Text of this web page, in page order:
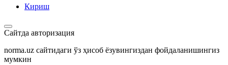
Кириш
Сайтда авторизация
norma.uz сайтидаги ўз ҳисоб ёзувингиздан фойдаланишингиз
мумкин